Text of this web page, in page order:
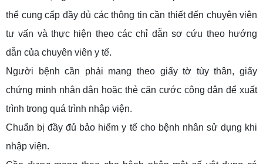
thể cung cấp đầy đủ các thông tin cần thiết đến chuyên viên
tư vấn và thực hiện theo các chỉ dẫn sơ cứu theo hướng
dẫn của chuyên viên y tế.
Người bệnh cần phải mang theo giấy tờ tùy thân, giấy
chứng minh nhân dân hoặc thẻ căn cước công dân để xuất
trình trong quá trình nhập viện.
Chuẩn bị đầy đủ bảo hiểm y tế cho bệnh nhân sử dụng khi
nhập viện.